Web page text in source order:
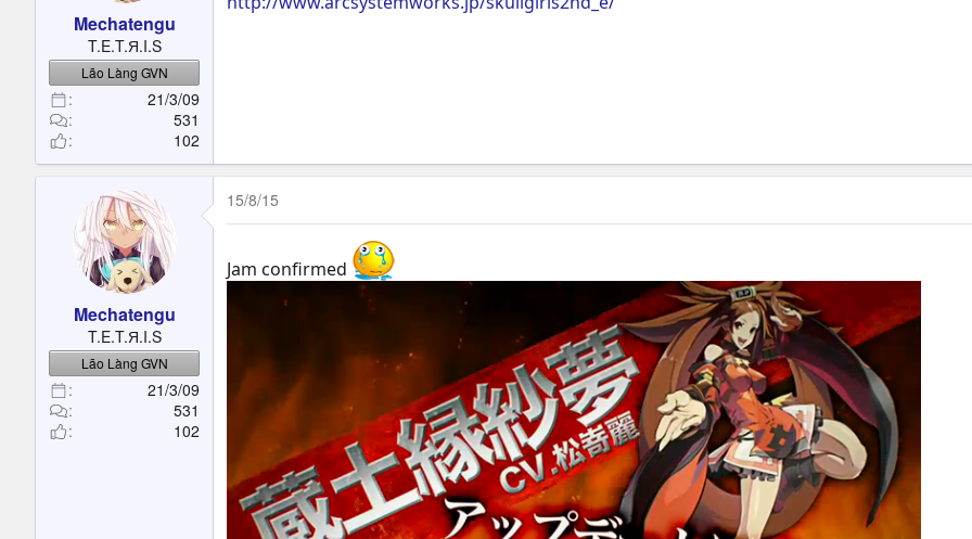
Mechatengu
T.E.T.Я.I.S
Lão Làng GVN
21/3/09
531
102
Mechatengu
T.E.T.Я.I.S
Lão Làng GVN
21/3/09
531
102
15/8/15
Jam confirmed